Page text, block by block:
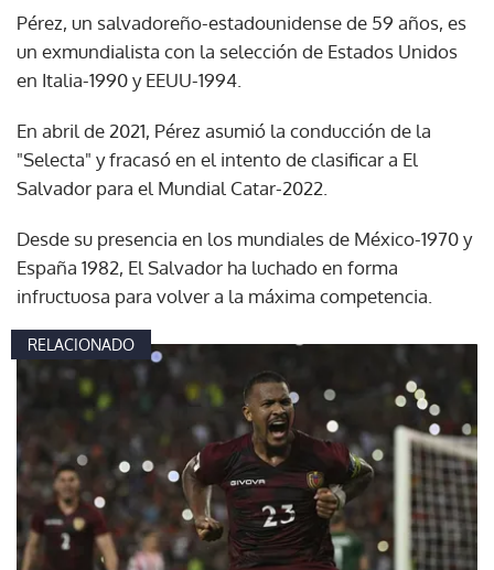
Pérez, un salvadoreño-estadounidense de 59 años, es
un exmundialista con la selección de Estados Unidos
en Italia-1990 y EEUU-1994.
En abril de 2021, Pérez asumió la conducción de la
"Selecta" y fracasó en el intento de clasificar a El
Salvador para el Mundial Catar-2022.
Desde su presencia en los mundiales de México-1970 y
España 1982, El Salvador ha luchado en forma
infructuosa para volver a la máxima competencia.
RELACIONADO